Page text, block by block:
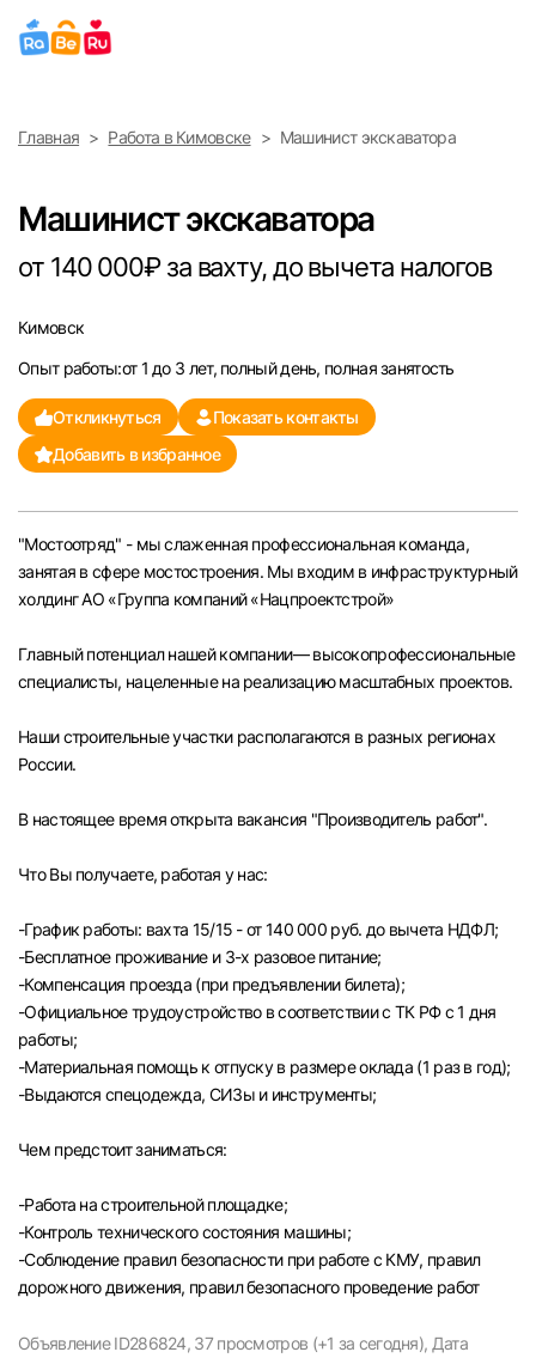
Выберите город
Санкт-Петербург
Ижевск
Екатеринбург
Саратов
Казань
Челябинск
Самара
Оренбург
Волгоград
Ульяновск
Курган
Уфа
Главная Работа в Кимовске Машинист экскаватора
Машинист экскаватора
от 140 000₽ за вахту, до вычета налогов
Кимовск
Опыт работы:от 1 до 3 лет, полный день, полная занятость
Откликнуться
Показать контакты
Добавить в избранное
"Мостоотряд" - мы слаженная профессиональная команда,
занятая в сфере мостостроения. Мы входим в инфраструктурный
холдинг АО «Группа компаний «Нацпроектстрой»
Главный потенциал нашей компании— высокопрофессиональные
специалисты, нацеленные на реализацию масштабных проектов.
Наши строительные участки располагаются в разных регионах
России.
В настоящее время открыта вакансия "Производитель работ".
Что Вы получаете, работая у нас:
-График работы: вахта 15/15 - от 140 000 руб. до вычета НДФЛ;
-Бесплатное проживание и 3-х разовое питание;
-Компенсация проезда (при предъявлении билета);
-Официальное трудоустройство в соответствии с ТК РФ с 1 дня
работы;
-Материальная помощь к отпуску в размере оклада (1 раз в год);
-Выдаются спецодежда, СИЗы и инструменты;
Чем предстоит заниматься:
-Paбота на строительной площадке;
-Контроль технического состояния машины;
-Соблюдение правил безопасности при работе с КМУ, правил
дорожного движения, правил безопасного проведение работ
Объявление ID286824, 37 просмотров (+1 за сегодня), Дата